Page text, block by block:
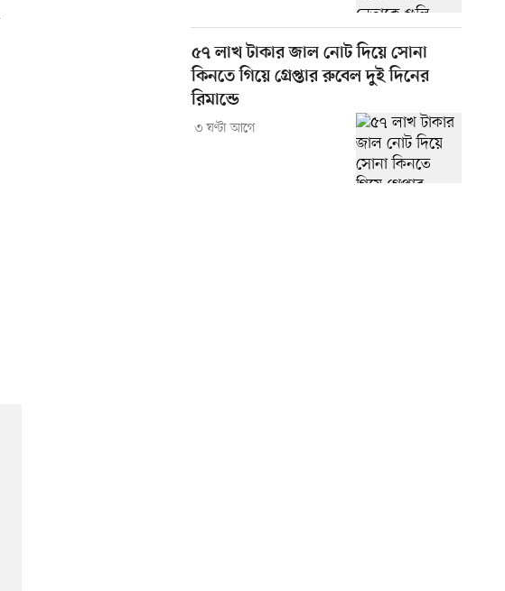
৫৭ লাখ টাকার জাল নোট দিয়ে সোনা
কিনতে গিয়ে গ্রেপ্তার রুবেল দুই দিনের
রিমান্ডে
৩ ঘণ্টা আগে